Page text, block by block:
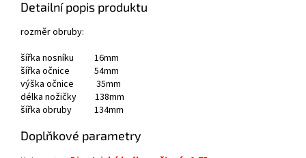
Detailní popis produktu
rozměr obruby:
šířka nosníku 16mm
šířka očnice 54mm
výška očnice 35mm
délka nožičky 138mm
šířka obruby 134mm
Doplňkové parametry